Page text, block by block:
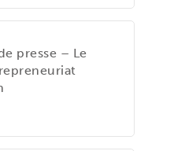
presse – Le